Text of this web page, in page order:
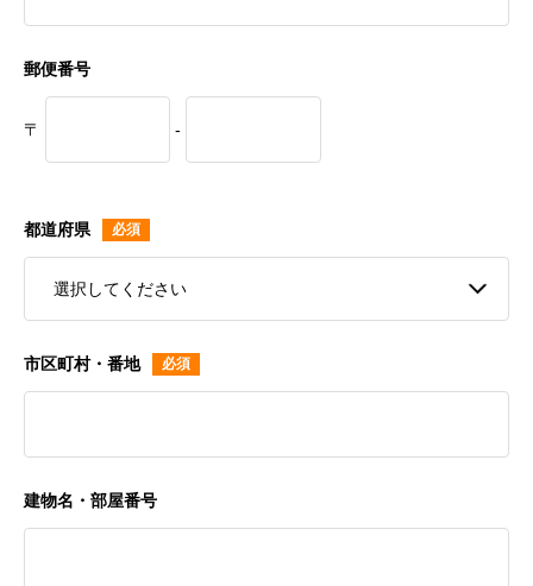
郵便番号
〒 -
都道府県
市区町村・番地
建物名・部屋番号